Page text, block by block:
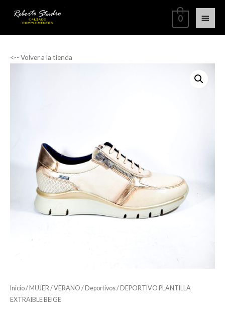
0
<-- Volver a la tienda
Inicio/ MUJER /VERANO / Deportivos/ DEPORTIVO PLANTILLA
EXTRAIBLE BEIGE